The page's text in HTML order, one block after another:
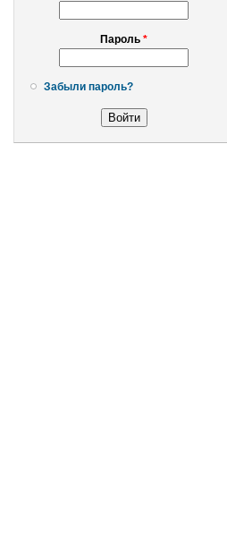
Пароль *
Забыли пароль?